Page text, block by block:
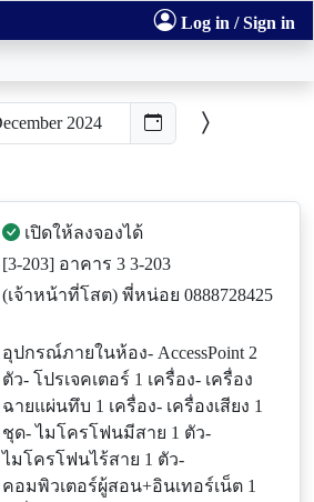
Log in / Sign in
เปิดให้ลงจองได้
[3-203] อาคาร 3 3-203
(เจ้าหน้าที่โสต) พี่หน่อย 0888728425
อุปกรณ์ภายในห้อง- AccessPoint 2
ตัว- โปรเจคเตอร์ 1 เครื่อง- เครื่อง
ฉายแผ่นทึบ 1 เครื่อง- เครื่องเสียง 1
ชุด- ไมโครโฟนมีสาย 1 ตัว-
ไมโครโฟนไร้สาย 1 ตัว-
คอมพิวเตอร์ผู้สอน+อินเทอร์เน็ต 1